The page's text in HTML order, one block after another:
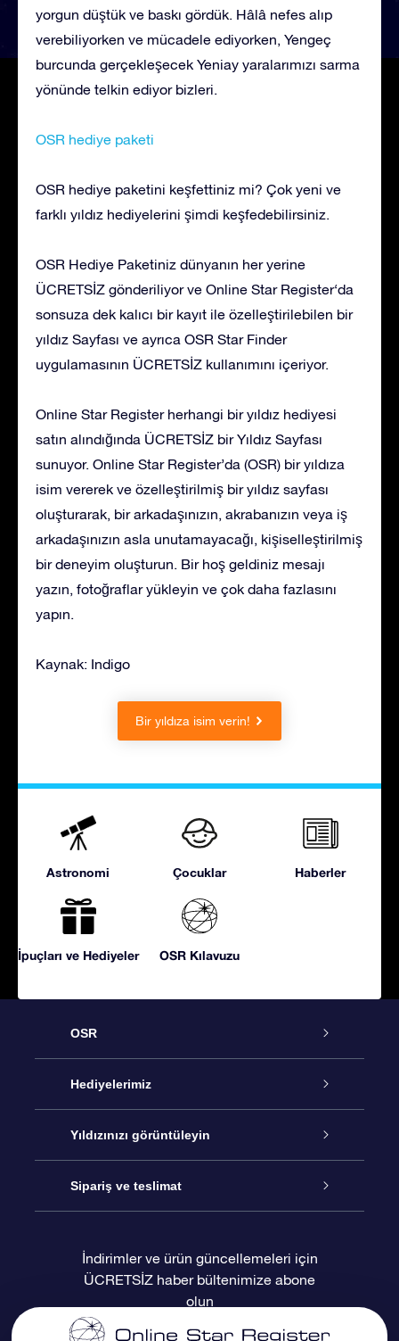
yorgun düştük ve baskı gördük. Hâlâ nefes alıp
verebiliyorken ve mücadele ediyorken, Yengeç
burcunda gerçekleşecek Yeniay yaralarımızı sarma
yönünde telkin ediyor bizleri.
OSR hediye paketi
OSR hediye paketini keşfettiniz mi? Çok yeni ve
farklı yıldız hediyelerini şimdi keşfedebilirsiniz.
OSR Hediye Paketiniz dünyanın her yerine
ÜCRETSİZ gönderiliyor ve Online Star Register‘da
sonsuza dek kalıcı bir kayıt ile özelleştirilebilen bir
yıldız Sayfası ve ayrıca OSR Star Finder
uygulamasının ÜCRETSİZ kullanımını içeriyor.
Online Star Register herhangi bir yıldız hediyesi
satın alındığında ÜCRETSİZ bir Yıldız Sayfası
sunuyor. Online Star Register’da (OSR) bir yıldıza
isim vererek ve özelleştirilmiş bir yıldız sayfası
oluşturarak, bir arkadaşınızın, akrabanızın veya iş
arkadaşınızın asla unutamayacağı, kişiselleştirilmiş
bir deneyim oluşturun. Bir hoş geldiniz mesajı
yazın, fotoğraflar yükleyin ve çok daha fazlasını
yapın.
Kaynak: Indigo
Bir yıldıza isim verin!
Astronomi Çocuklar Haberler
İpuçları ve Hediyeler OSR Kılavuzu
OSR
Hizmet
İletişim
Blogu
Değerlendirmeler
Hediyelerimiz
Çevrimiçi Yıldız Hediyesi
OSR Hediye Paketi
OSR Hediye Kartı
Kurumsal hediyeler
Yıldızınızı görüntüleyin
Star Register
Kişiselleştirilmiş Yıldız Sayfası
Bir Milyon Yıldız
Sipariş ve teslimat
Ödeme bilgileri
Sevkiyat bilgileri
İndirimler ve ürün güncellemeleri için
ÜCRETSİZ haber bültenimize abone
olun